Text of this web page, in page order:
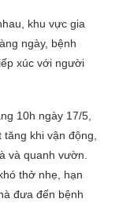
khu vực gia
ngày, bệnh
xúc với người
10h ngày 17/5,
khi vận động,
và quanh vườn.
thở nhẹ, hạn
đưa đến bệnh